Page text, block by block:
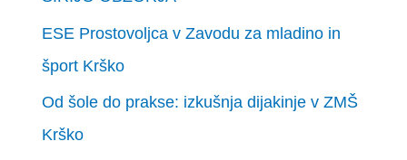
ESE Prostovoljca v Zavodu za mladino in
šport Krško
Od šole do prakse: izkušnja dijakinje v ZMŠ
Krško